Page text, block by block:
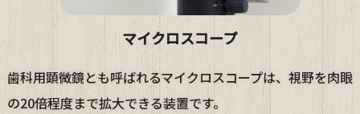
マイクロスコープ
歯科用顕微鏡とも呼ばれるマイクロスコープは、視野を肉眼
の20倍程度まで拡大できる装置です。